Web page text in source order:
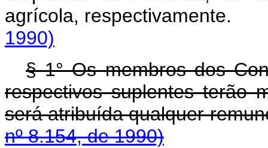
agrícola,
1990)
§ 1° Os membros dos
respectivos suplentes terão
será atribuída qualquer
nº 8.154, de 1990)